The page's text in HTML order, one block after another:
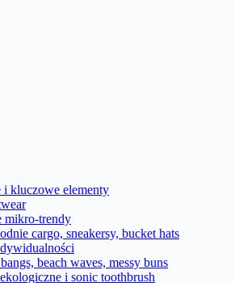
i kluczowe elementy
mikro-trendy
cargo, sneakersy, bucket hats
beach waves, messy buns
i sonic toothbrush